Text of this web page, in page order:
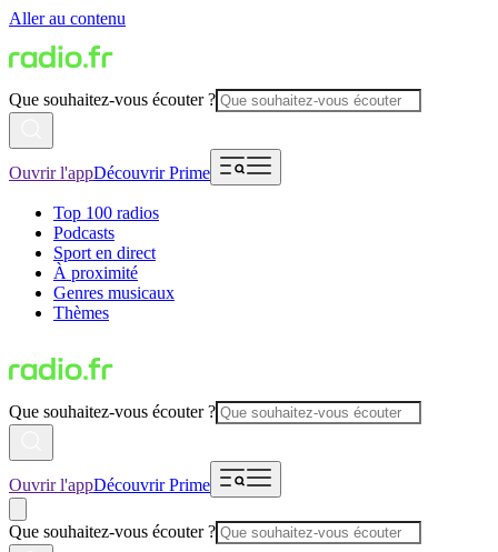
Aller au contenu
Que souhaitez-vous écouter ?
Ouvrir l'appDécouvrir Prime
Top 100 radios
Podcasts
Sport en direct
À proximité
Genres musicaux
Thèmes
Que souhaitez-vous écouter ?
Ouvrir l'appDécouvrir Prime
Que souhaitez-vous écouter ?